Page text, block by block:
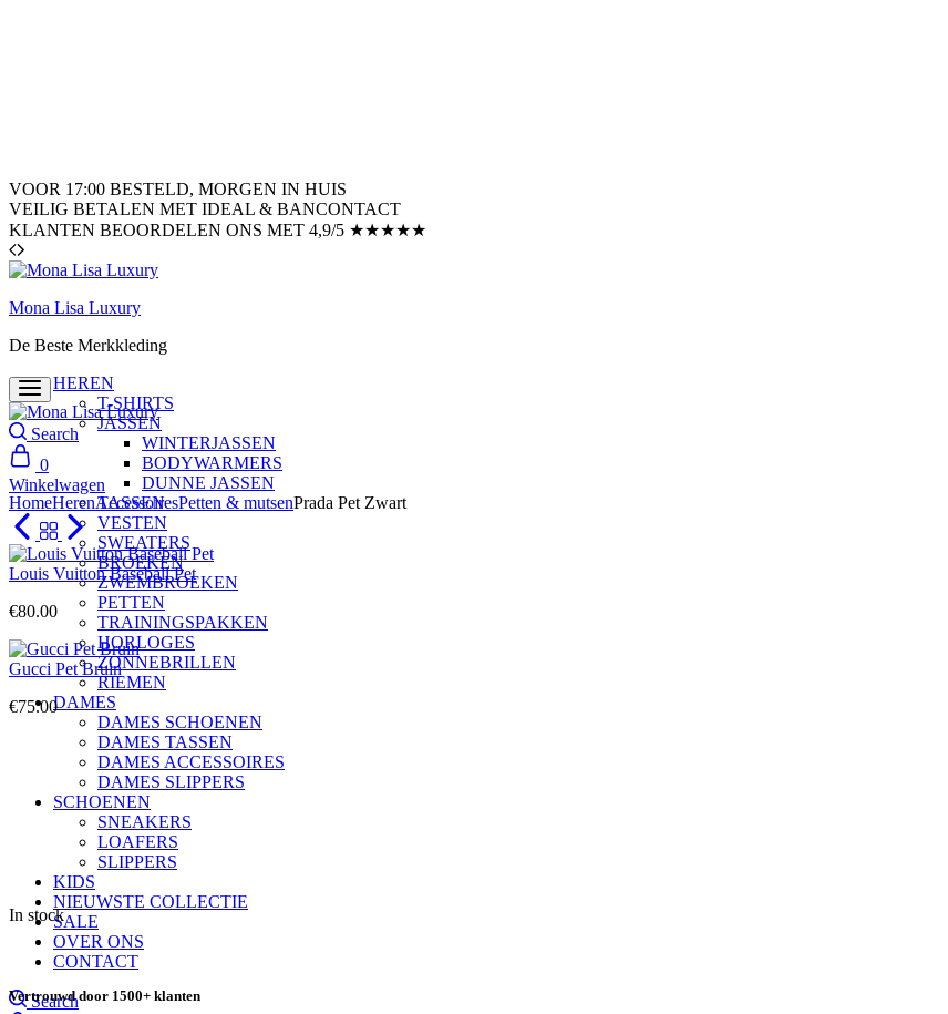
VOOR 17:00 BESTELD, MORGEN IN HUIS
VEILIG BETALEN MET IDEAL & BANCONTACT
KLANTEN BEOORDELEN ONS MET 4,9/5 ★★★★★
Mona Lisa Luxury
De Beste Merkkleding
HEREN
T-SHIRTS
JASSEN
WINTERJASSEN
BODYWARMERS
DUNNE JASSEN
TASSEN
VESTEN
SWEATERS
BROEKEN
ZWEMBROEKEN
PETTEN
TRAININGSPAKKEN
HORLOGES
ZONNEBRILLEN
RIEMEN
DAMES
DAMES SCHOENEN
DAMES TASSEN
DAMES ACCESSOIRES
DAMES SLIPPERS
SCHOENEN
SNEAKERS
LOAFERS
SLIPPERS
KIDS
NIEUWSTE COLLECTIE
SALE
OVER ONS
CONTACT
Search
Search
0
Winkelwagen
HomeHerenAccessoiresPetten & mutsenPrada Pet Zwart
Louis Vuitton Baseball Pet
€80.00
Gucci Pet Bruin
€75.00
In stock
Vertrouwd door 1500+ klanten